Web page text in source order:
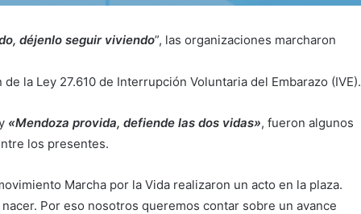
déjenlo seguir viviendo”, las organizaciones marcharon
la Ley 27.610 de Interrupción Voluntaria del Embarazo (IVE).
«Mendoza provida, defiende las dos vidas», fueron algunos
los presentes.
Marcha por la Vida realizaron un acto en la plaza.
Por eso nosotros queremos contar sobre un avance